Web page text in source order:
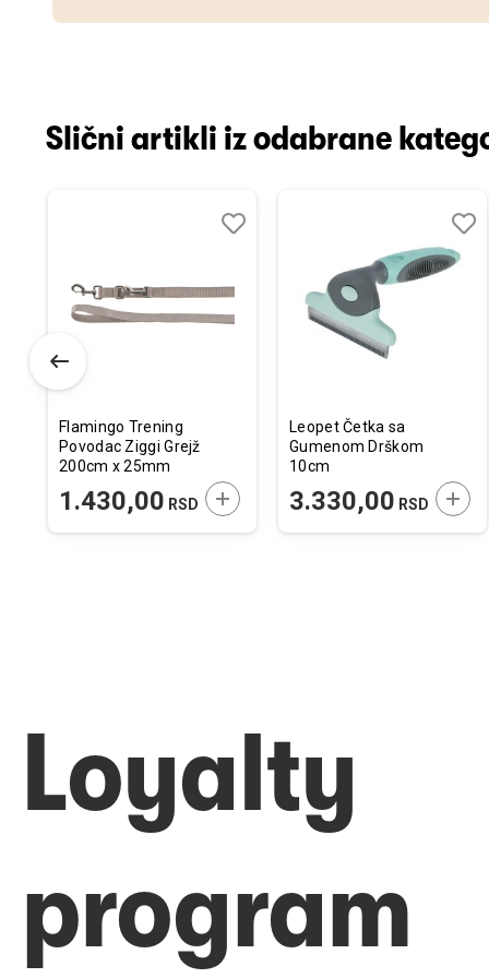
Slični artikli iz odabrane
U KORPU
Flamingo Trening
Povodac Ziggi Grejž
200cm x 25mm
1.430,00 RSD DODAJTE U KORPU
listu
želja
Leopet Četka sa
Gumenom Drškom
10cm
3.330,00 RSD
Dodaj
u
Loyalty
program